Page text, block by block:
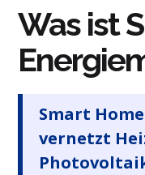
Was ist
Smart
vernetzt